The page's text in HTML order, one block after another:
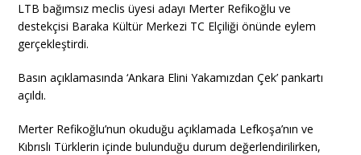
LTB bağımsız meclis üyesi adayı Merter Refikoğlu ve
destekçisi Baraka Kültür Merkezi TC Elçiliği önünde eylem
gerçekleştirdi.
Basın açıklamasında ‘Ankara Elini Yakamızdan Çek’ pankartı
açıldı.
Merter Refikoğlu’nun okuduğu açıklamada Lefkoşa’nın ve
Kıbrıslı Türklerin içinde bulunduğu durum değerlendirilirken,